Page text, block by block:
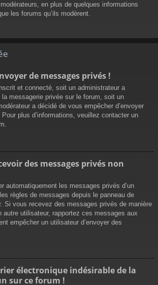
en plus de quelques informations
les forums qu’ils modèrent.
de messages privés !
et connecté, soit un administrateur a
messagerie privée sur le forum, soit un
a décidé de vous empêcher d’envoyer
plus d’informations, veuillez contacter un
des messages privés non
automatiquement les messages privés d’un
règles de messages depuis le panneau de
Si vous recevez des messages privés de manière
autre utilisateur, rapportez ces messages aux
empêcher un utilisateur d’envoyer des
électronique indésirable de la
sur ce forum !